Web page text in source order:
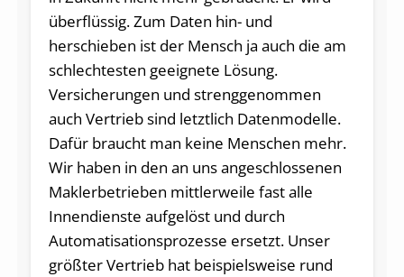
überflüssig. Zum Daten hin- und
herschieben ist der Mensch ja auch die am
schlechtesten geeignete Lösung.
Versicherungen und strenggenommen
auch Vertrieb sind letztlich Datenmodelle.
Dafür braucht man keine Menschen mehr.
Wir haben in den an uns angeschlossenen
Maklerbetrieben mittlerweile fast alle
Innendienste aufgelöst und durch
Automatisationsprozesse ersetzt. Unser
größter Vertrieb hat beispielsweise rund